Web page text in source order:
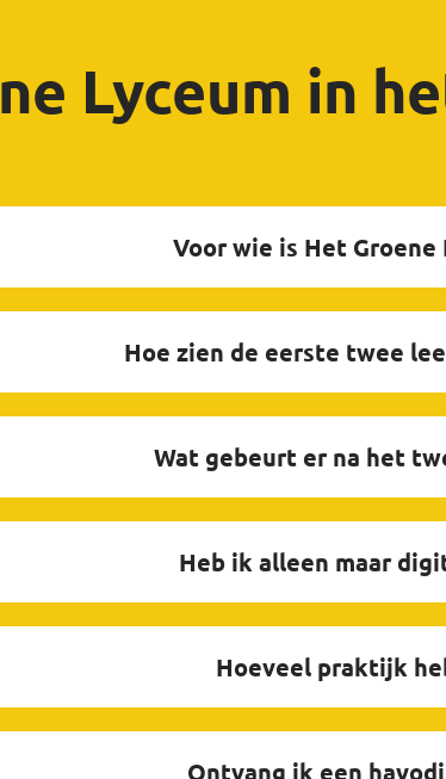
Lyceum in
Voor wie is Het Groene
Hoe zien de eerste twee
Wat gebeurt er na het
Heb ik alleen maar
Hoeveel praktijk
Ontvang ik een